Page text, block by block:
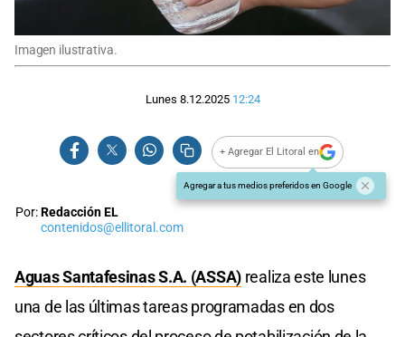
Imagen ilustrativa.
Lunes 8.12.2025 12:24
+ Agregar El Litoral en
Agregar a tus medios preferidos en Google
Por:Redacción EL
contenidos@ellitoral.com
Aguas Santafesinas S.A. (ASSA) realiza este lunes
una de las últimas tareas programadas en dos